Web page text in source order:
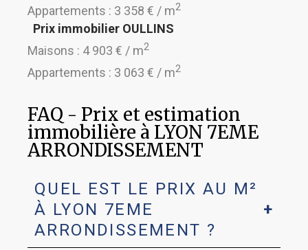
Appartements : 3 358 € / m2
Prix immobilier OULLINS
Maisons : 4 903 € / m2
Appartements : 3 063 € / m2
FAQ - Prix et estimation
immobilière à LYON 7EME
ARRONDISSEMENT
QUEL EST LE PRIX AU M²
À LYON 7EME
ARRONDISSEMENT ?